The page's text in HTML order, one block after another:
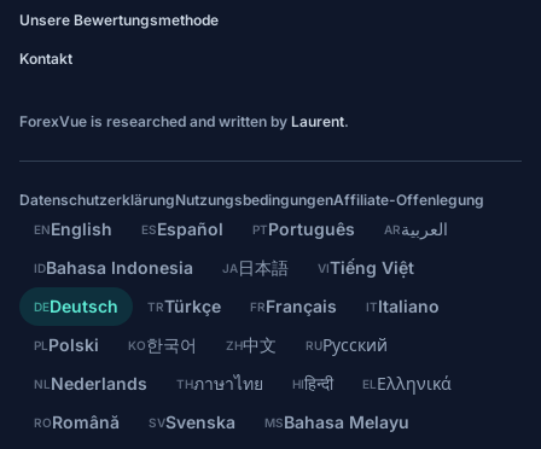
Unsere Bewertungsmethode
Kontakt
ForexVue is researched and written by Laurent.
DatenschutzerklärungNutzungsbedingungenAffiliate-Offenlegung
ENEnglish ESEspañol PTPortuguês ARالعربية
IDBahasa Indonesia JA日本語 VITiếng Việt
DEDeutsch TRTürkçe FRFrançais ITItaliano
PL Polski KO한국어 ZH中文 RUРусский
NL Nederlands THภาษาไทย HIहिन्दी EL Ελληνικά
RORomână SVSvenska MSBahasa Melayu